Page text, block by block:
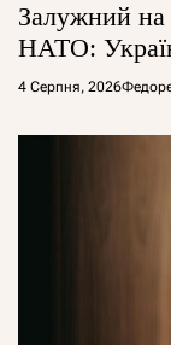
Залужний на
НАТО:
4 Серпня, 2026